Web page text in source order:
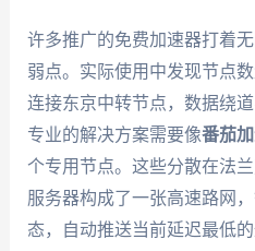
许多推广的免费加速器打着
弱点。实际使用中发现节点
连接东京中转节点，数据绕
专业的解决方案需要像番茄
个专用节点。这些分散在法
服务器构成了一张高速路网
态，自动推送当前延迟最低的